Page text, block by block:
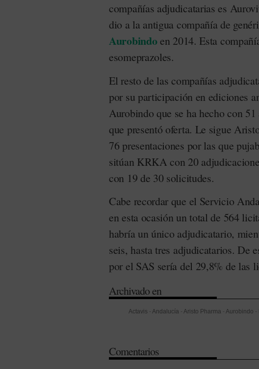
compañías adjudicatarias es
dio a la antigua compañía de
Aurobindoen 2014. Esta
esomeprazoles.
El resto de las compañías
por su participación en ediciones
Aurobindo que se ha hecho con
que presentó oferta. Le sigue
76 presentaciones por las que
sitúan KRKA con 20
con 19 de 30 solicitudes.
Cabe recordar que el Servicio
en esta ocasión un total de 564
habría un único adjudicatario,
seis, hasta tres adjudicatarios. De
por el SAS sería del 29,8% de las
Archivado en
Actavis - Andalucía - Aristo Pharma - Aurobindo -
Comentarios